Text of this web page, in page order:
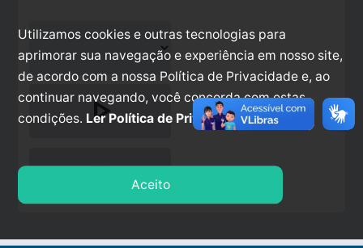
play_arrow
stop
Utilizamos cookies e outras tecnologias para
aprimorar sua navegação e experiência em nosso site,
de acordo com a nossa Política de Privacidade e, ao
continuar navegando, você concorda com estas
condições. Ler Política de Privacidade.
Aceito